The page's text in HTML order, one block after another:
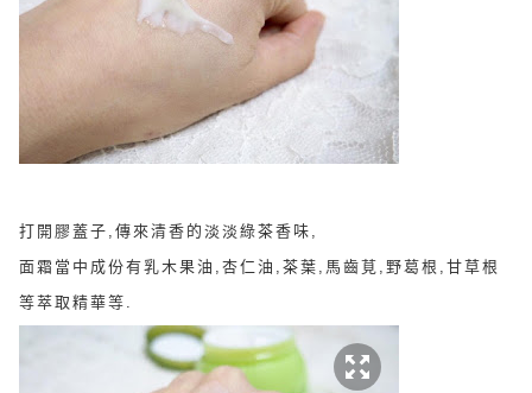
打開膠蓋子,傳來清香的淡淡綠茶香味,
面霜當中成份有乳木果油,杏仁油,茶葉,馬齒莧,野葛根,甘草根
等萃取精華等.